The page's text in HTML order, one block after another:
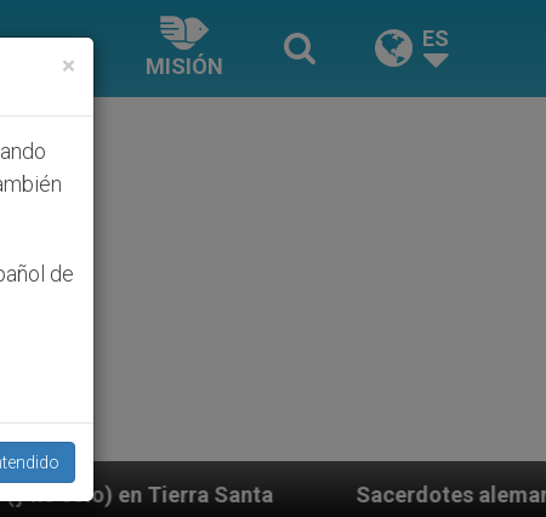
MISIÓN
ES
Sacerdotes alemanes fieles al Papa
×
de